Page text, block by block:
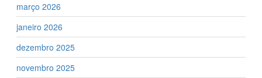
março 2026
janeiro 2026
dezembro 2025
novembro 2025